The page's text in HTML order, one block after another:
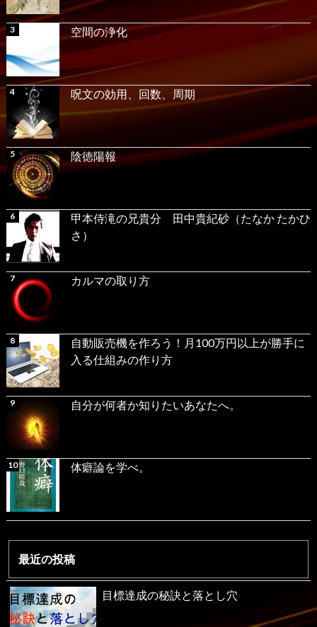
空間の浄化
呪文の効用、回数、周期
陰徳陽報
甲本侍滝の兄貴分 田中貴紀砂（たなか たかひ
さ）
カルマの取り方
自動販売機を作ろう！月100万円以上が勝手に
入る仕組みの作り方
自分が何者か知りたいあなたへ。
体癖論を学べ。
最近の投稿
目標達成の秘訣と落とし穴